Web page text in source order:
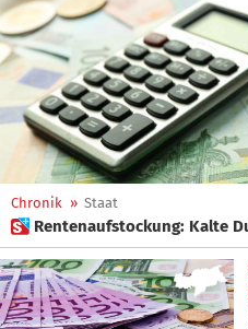
Chronik » Staat